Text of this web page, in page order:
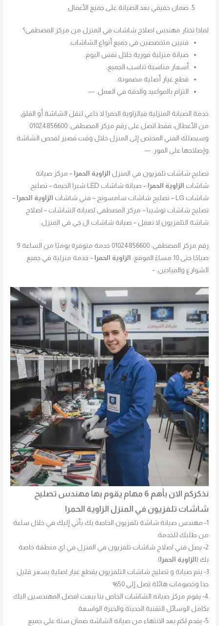
ضمان حقيقي بعد الصيانة على جميع الأعمال.
لماذا تختار مهندس اصلاح شاشات في المنزل من مركز المصطفى؟
فنيين متخصصين في جميع أنواع الشاشات.
صيانة منزلية فورية خلال نفس اليوم.
أسعار مناسبة تناسب الجميع.
قطع غيار أصلية مضمونة.
التزام بالمواعيد والدقة في العمل. —
خدمة الصيانة المنزلية فيالزاوية الحمرا
لا داعي لنقل الشاشة أو القلق
من الأعطال، فقط اتصل على رقم مركز المصطفى: 01024856600
وسيصلك الفني المختص إلى المنزل خلال وقت قصير لفحص الشاشة
وإصلاحها على الفور. —
تصليح شاشات تلفزيون في المنزل الزاوية الحمرا – مركز صيانة
شاشات الزاوية الحمرا
– صيانة شاشات LED شبرا الخيمة – تصليح
شاشات LG – تصليح شاشات سامسونج – فني شاشات
الزاوية الحمرا–
تصليح شاشات توشيبا – مركز المصطفى لصيانة الشاشات – اصلاح
شاشة التلفزيون لا تعمل – صيانة شاشات ال جي في المنزل.
رقم مركز المصطفى: 01024856600 خدمة متوفرة يوميًا من الساعة 9
صباحًا حتى 10 مساءً الموقع:
الزاوية الحمرا – خدمة منزلية في جميع
الشوارع والميادين. –
نذكركم الان بأهم 6 مهام يقوم بها مهندس تصليح
شاشات تلفزيون في المنزل الزاوية الحمرا
1- مهندس صيانة شاشة تلفزيون الخاصة بك يأتي إليك في خلال ساعة
من طلبك للخدمة
2- يصل فني اصلاح شاشات تلفزيون في المنزل في اي منطقة خاصة
بك ( الزاوية الحمرا)
3- يتم صيانة و تصليح شاشات التلفزيون بقطع غيار اصلية بسعر قليل
جدا وخصومات هائلة تصل إلي 50%
4- يقوم مركز صيانه الشاشات الخاص بنا ببعث افضل المهندسين اليك
بكامل الوسائل التقنية الحديثة والخبرة الواسعة
5- يقدم لكم بعد الانتهاء من صيانه الشاشه ضمان سنة علي جميع